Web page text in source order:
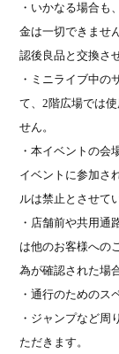
・いかなる場合も
金は一切できませ
認後良品と交換さ
・ミニライブ中の
て、2階広場では
せん。
・本イベントの会
イベントに参加さ
ルは禁止とさせて
・店舗前や共用通
は他のお客様への
為が確認された場
・通行のためのス
・ジャンプなど周
ただきます。